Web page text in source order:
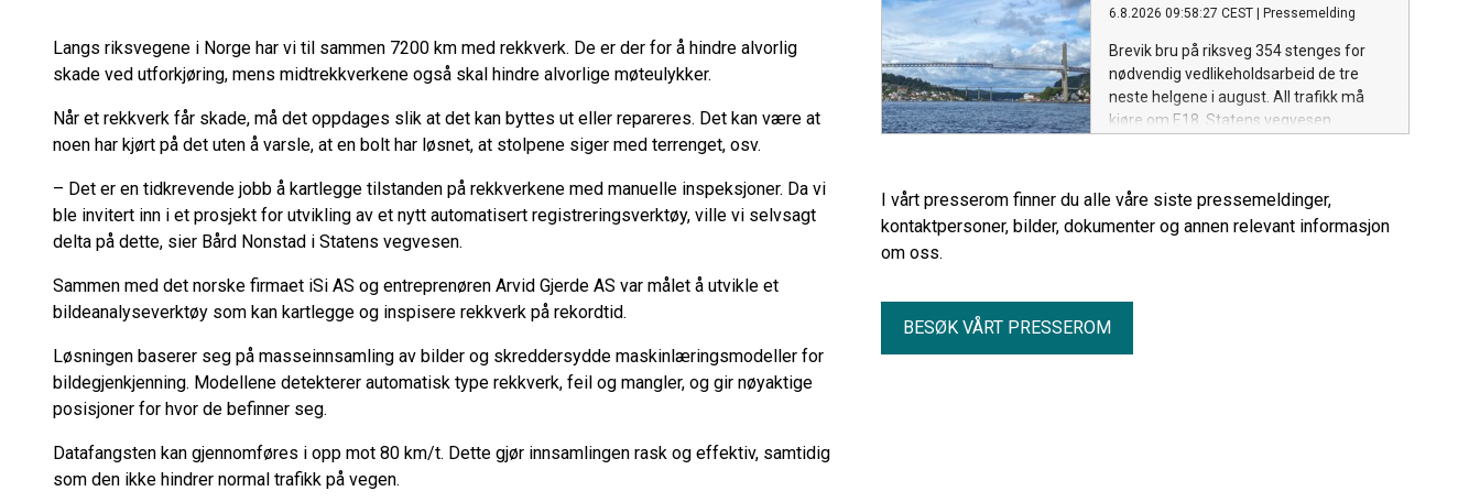
Langs riksvegene i Norge har vi til sammen 7200 km med rekkverk. De er der for å hindre alvorlig
skade ved utforkjøring, mens midtrekkverkene også skal hindre alvorlige møteulykker.
Når et rekkverk får skade, må det oppdages slik at det kan byttes ut eller repareres. Det kan være at
noen har kjørt på det uten å varsle, at en bolt har løsnet, at stolpene siger med terrenget, osv.
– Det er en tidkrevende jobb å kartlegge tilstanden på rekkverkene med manuelle inspeksjoner. Da vi
ble invitert inn i et prosjekt for utvikling av et nytt automatisert registreringsverktøy, ville vi selvsagt
delta på dette, sier Bård Nonstad i Statens vegvesen.
Sammen med det norske firmaet iSi AS og entreprenøren Arvid Gjerde AS var målet å utvikle et
bildeanalyseverktøy som kan kartlegge og inspisere rekkverk på rekordtid.
Løsningen baserer seg på masseinnsamling av bilder og skreddersydde maskinlæringsmodeller for
bildegjenkjenning. Modellene detekterer automatisk type rekkverk, feil og mangler, og gir nøyaktige
posisjoner for hvor de befinner seg.
Datafangsten kan gjennomføres i opp mot 80 km/t. Dette gjør innsamlingen rask og effektiv, samtidig
som den ikke hindrer normal trafikk på vegen.
6.8.2026 09:58:27 CEST Pressemelding
Brevik bru på riksveg 354 stenges for
nødvendig vedlikeholdsarbeid de tre
neste helgene i august. All trafikk må
kjøre om E18. Statens vegvesen
I vårt presserom finner du alle våre siste pressemeldinger,
kontaktpersoner, bilder, dokumenter og annen relevant informasjon
om oss.
BESØK VÅRT PRESSEROM